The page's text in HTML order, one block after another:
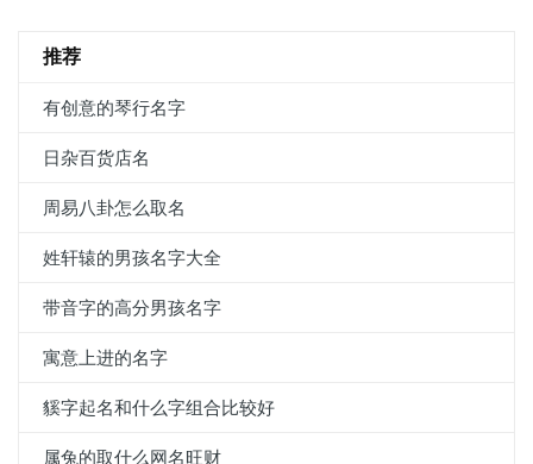
推荐
有创意的琴行名字
日杂百货店名
周易八卦怎么取名
姓轩辕的男孩名字大全
带音字的高分男孩名字
寓意上进的名字
貕字起名和什么字组合比较好
属兔的取什么网名旺财